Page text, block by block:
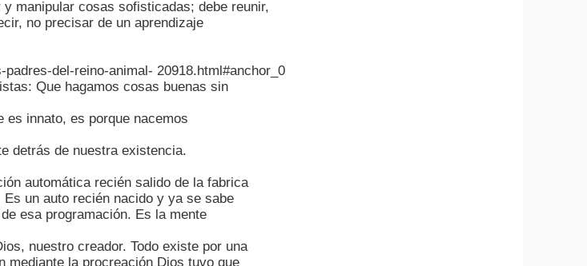
manipular cosas sofisticadas; debe reunir,
no precisar de un aprendizaje
del-reino-animal- 20918.html#anchor_0
Que hagamos cosas buenas sin
es innato, es porque nacemos
detrás de nuestra existencia.
automática recién salido de la fabrica
un auto recién nacido y ya se sabe
esa programación. Es la mente
nuestro creador. Todo existe por una
mediante la procreación Dios tuvo que